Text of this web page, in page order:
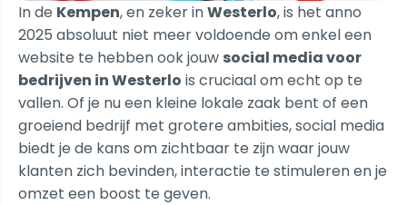
In de Kempen, en zeker inWesterlo, is het anno
2025 absoluut niet meer voldoende om enkel een
website te hebben ook jouw social media voor
bedrijven in Westerlo is cruciaal om echt op te
vallen. Of je nu een kleine lokale zaak bent of een
groeiend bedrijf met grotere ambities, social media
biedt je de kans om zichtbaar te zijn waar jouw
klanten zich bevinden, interactie te stimuleren en je
omzet een boost te geven.